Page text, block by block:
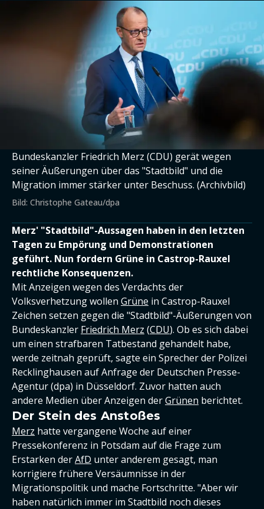
Bundeskanzler Friedrich Merz (CDU) gerät wegen
seiner Äußerungen über das "Stadtbild" und die
Migration immer stärker unter Beschuss. (Archivbild)
Bild: Christophe Gateau/dpa
Merz' "Stadtbild"-Aussagen haben in den letzten
Tagen zu Empörung und Demonstrationen
geführt. Nun fordern Grüne in Castrop-Rauxel
rechtliche Konsequenzen.
Mit Anzeigen wegen des Verdachts der
Volksverhetzung wollen Grüne in Castrop-Rauxel
Zeichen setzen gegen die "Stadtbild"-Äußerungen von
Bundeskanzler Friedrich Merz (CDU). Ob es sich dabei
um einen strafbaren Tatbestand gehandelt habe,
werde zeitnah geprüft, sagte ein Sprecher der Polizei
Recklinghausen auf Anfrage der Deutschen Presse-
Agentur (dpa) in Düsseldorf. Zuvor hatten auch
andere Medien über Anzeigen derGrünen berichtet.
Der Stein des Anstoßes
Merz hatte vergangene Woche auf einer
Pressekonferenz in Potsdam auf die Frage zum
Erstarken derAfD unter anderem gesagt, man
korrigiere frühere Versäumnisse in der
Migrationspolitik und mache Fortschritte. "Aber wir
haben natürlich immer im Stadtbild noch dieses